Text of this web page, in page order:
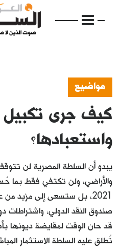
الرئيسية
مواضيع
فكرة
دفاتر
بالصورة
كتّابنا
مواضيع
كيف جرى
واستعبادها؟
يبدو أن السلطة المصرية لن
والأراضي، ولن تكتفي فقط بما
2021، بل ستسعى إلى مزيد من
صندوق النقد الدولي، واشتراطات
قد حان الوقت لمقايضة ديونها
تُطلق عليه السلطة الاستثمار